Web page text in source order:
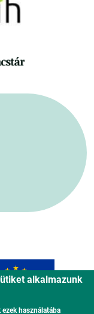
alkalmazunk
használatába